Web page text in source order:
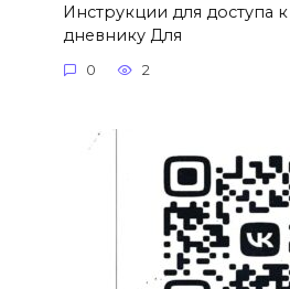
Инструкции для доступа
дневнику Для
0 2